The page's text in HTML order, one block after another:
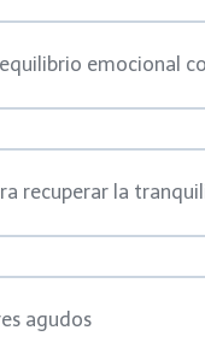
emocional
recuperar la
agudos